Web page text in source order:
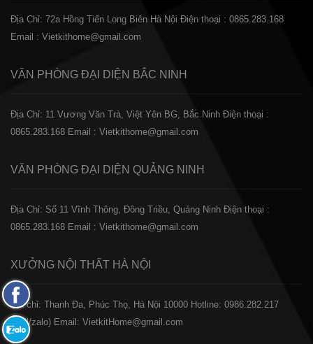
Địa Chỉ: 72a Hồng Tiến Long Biên Hà Nội Điện thoại : 0865.283.168
Email : Vietkithome@gmail.com
VĂN PHÒNG ĐẠI DIỆN BẮC NINH
Địa Chỉ: 11 Vương Văn Trà, Việt Yên BG, Bắc Ninh Điện thoại :
0865.283.168 Email : Vietkithome@gmail.com
VĂN PHÒNG ĐẠI DIỆN QUẢNG NINH
Địa Chỉ: Số 11 Vĩnh Thông, Đông Triều, Quảng Ninh Điện thoại :
0865.283.168 Email : Vietkithome@gmail.com
XƯỞNG NỘI THẤT HÀ NỘI
️Địa chỉ: Thanh Đa, Phúc Thọ, Hà Nội 10000 Hotline: 0986.282.217
(Call/zalo) Email: VietkitHome@gmail.com
Fanpage
Facebook
Zalo: